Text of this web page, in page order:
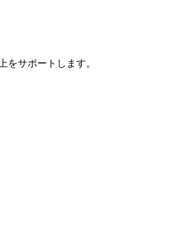
サポートします。